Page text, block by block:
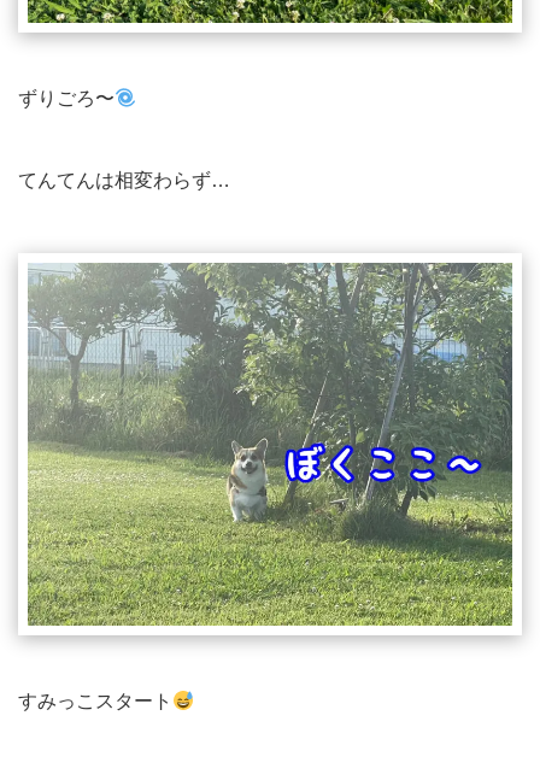
ずりごろ〜
てんてんは相変わらず…
すみっこスタート